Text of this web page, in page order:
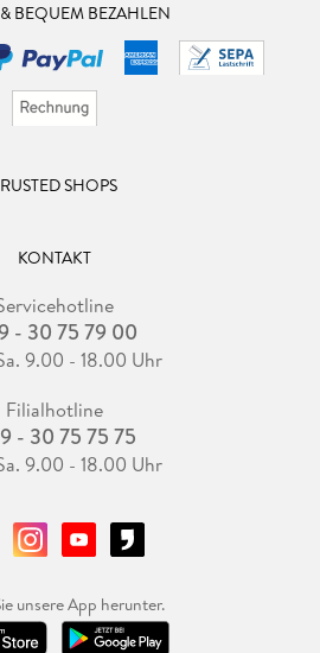
BEQUEM BEZAHLEN
SHOPS
KONTAKT
- 30 75 79 00
9.00 - 18.00 Uhr
Filialhotline
- 30 75 75 75
9.00 - 18.00 Uhr
unsere App herunter.